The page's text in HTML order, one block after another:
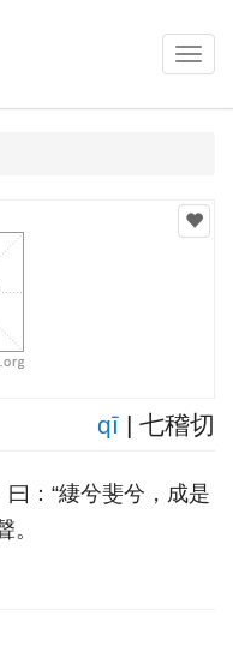
qī | 七稽切
：“緀兮斐兮，成是
。